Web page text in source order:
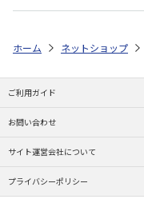
ホーム ネットショップ
ご利用ガイド
お問い合わせ
サイト運営会社について
プライバシーポリシー